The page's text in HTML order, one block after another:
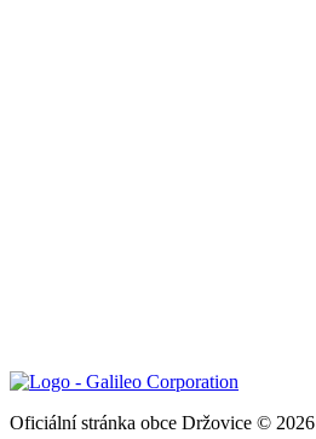
Oficiální stránka obce Držovice © 2026